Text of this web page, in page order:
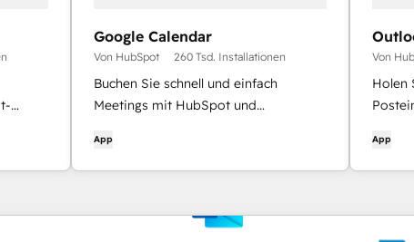
Google Calendar
Von HubSpot 260 Tsd. Installationen
Buchen Sie schnell und einfach
Meetings mit HubSpot und
App
Von
Holen
App